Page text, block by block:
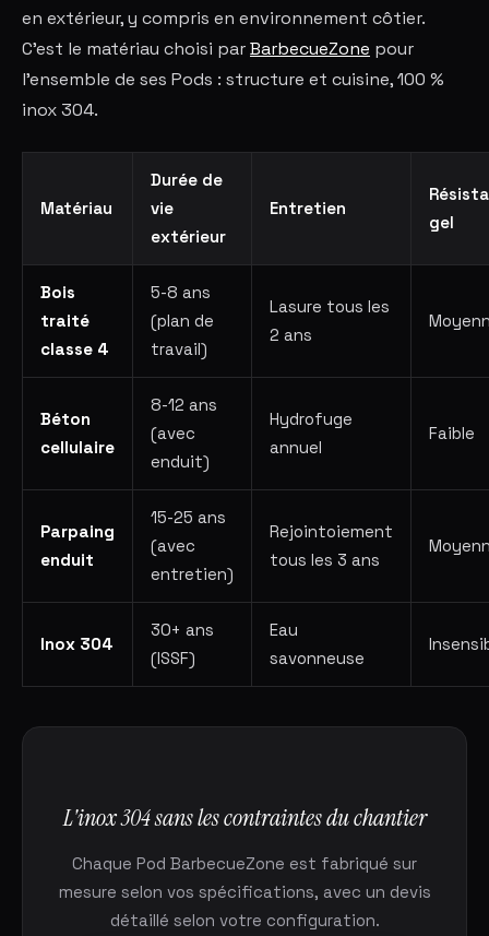
en extérieur, y compris en environnement côtier.
C'est le matériau choisi parBarbecueZone pour
l'ensemble de ses Pods : structure et cuisine, 100 %
inox 304.
Matériau
Durée de
vie
extérieur
Entretien
gel
Bois
traité
classe 4
5-8 ans
(plan de
travail)
Lasure tous les
2 ans
Béton
cellulaire
8-12 ans
(avec
enduit)
Hydrofuge
annuel
Faible
Parpaing
enduit
15-25 ans
(avec
entretien)
Rejointoiement
tous les 3 ans
Inox 304
30+ ans
(ISSF)
Eau
savonneuse
L'inox 304 sans les contraintes du chantier
Chaque Pod BarbecueZone est fabriqué sur
mesure selon vos spécifications, avec un devis
détaillé selon votre configuration.